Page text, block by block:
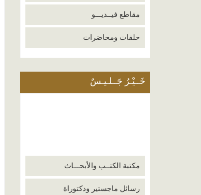
مقاطع فيــديـــو
حلقات ومحاضرات
خَــيْـرُ جَــلـيـسٌ
مكتبة الكتــب والأبحـــاث
رسائل ماجستير ودكتوراة